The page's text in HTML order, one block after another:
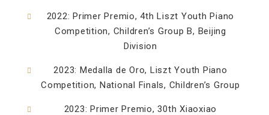
2022: Primer Premio, 4th Liszt Youth Piano
Competition, Children’s Group B, Beijing
Division
2023: Medalla de Oro, Liszt Youth Piano
Competition, National Finals, Children’s Group
2023: Primer Premio, 30th Xiaoxiao